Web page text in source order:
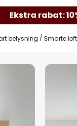
Ekstra rabat:
belysning Smarte